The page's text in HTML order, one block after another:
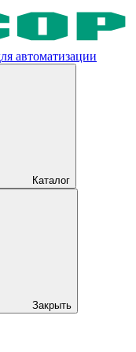
автоматизации
Каталог
Закрыть